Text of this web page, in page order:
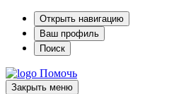
Открыть навигацию
Ваш профиль
Поиск
Помочь
Закрыть меню